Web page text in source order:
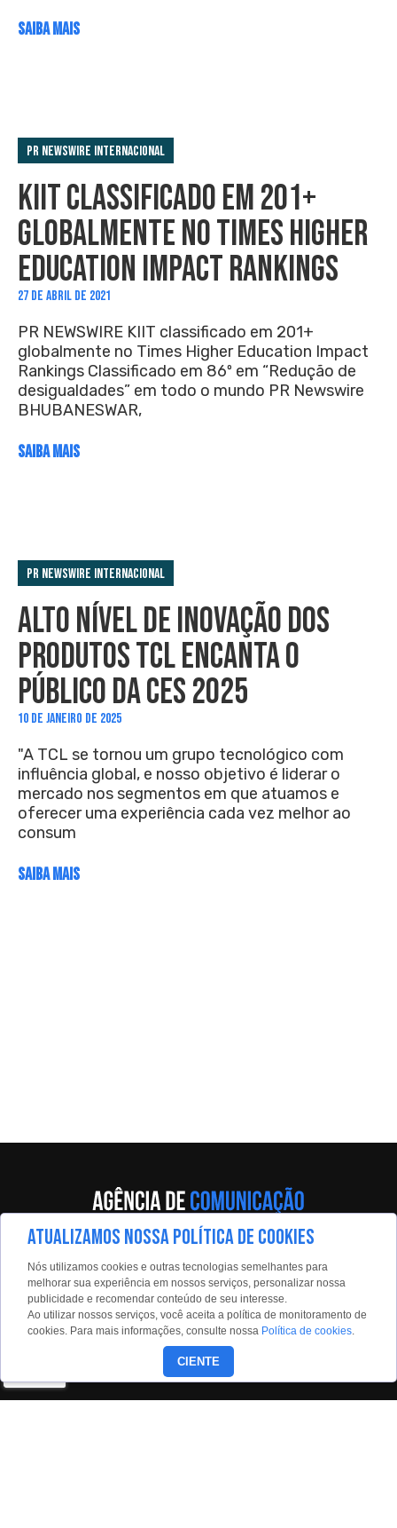
SAIBA MAIS
PR Newswire Internacional
KIIT CLASSIFICADO EM 201+
GLOBALMENTE NO TIMES HIGHER
EDUCATION IMPACT RANKINGS
27 DE ABRIL DE 2021
PR NEWSWIRE KIIT classificado em 201+
globalmente no Times Higher Education Impact
Rankings Classificado em 86º em “Redução de
desigualdades” em todo o mundo PR Newswire
BHUBANESWAR,
SAIBA MAIS
PR Newswire Internacional
ALTO NÍVEL DE INOVAÇÃO DOS
PRODUTOS TCL ENCANTA O
PÚBLICO DA CES 2025
10 DE JANEIRO DE 2025
"A TCL se tornou um grupo tecnológico com
influência global, e nosso objetivo é liderar o
mercado nos segmentos em que atuamos e
oferecer uma experiência cada vez melhor ao
consum
SAIBA MAIS
Av. Eng. Caetano Álvares, 55 - 5º andar
Limão, São Paulo, 02598-900
Contato:
estadaoconteudo@estadao.com
(11)99350-0439
ATUALIZAMOS NOSSA POLÍTICA DE COOKIES
Nós utilizamos cookies e outras tecnologias semelhantes para
melhorar sua experiência em nossos serviços, personalizar nossa
publicidade e recomendar conteúdo de seu interesse.
Ao utilizar nossos serviços, você aceita a política de monitoramento de
cookies. Para mais informações, consulte nossa Política de cookies.
CIENTE